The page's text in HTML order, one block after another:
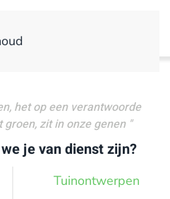
het op een verantwoorde
zit in onze genen "
je van dienst zijn?
Tuinontwerpen